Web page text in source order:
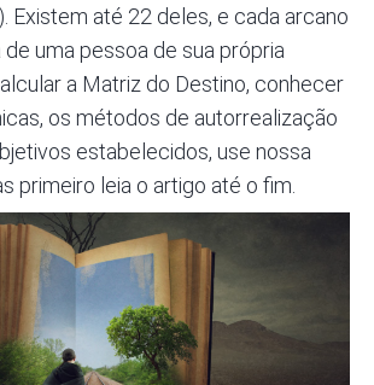
Existem até 22 deles, e cada arcano
de uma pessoa de sua própria
a Matriz do Destino, conhecer
os métodos de autorrealização
estabelecidos, use nossa
primeiro leia o artigo até o fim.